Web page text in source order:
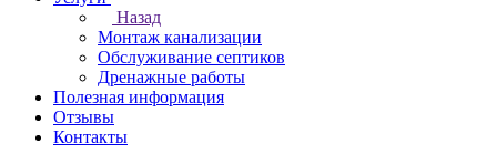
Назад
Монтаж канализации
Обслуживание септиков
Дренажные работы
Полезная информация
Отзывы
Контакты